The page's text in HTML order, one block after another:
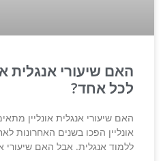
האם שיעורי אנגלית
לכל אחד?
האם שיעורי אנגלית אונליין
אונליין הפכו בשנים האחרונות
ללמוד אנגלית. אבל האם שיעורי